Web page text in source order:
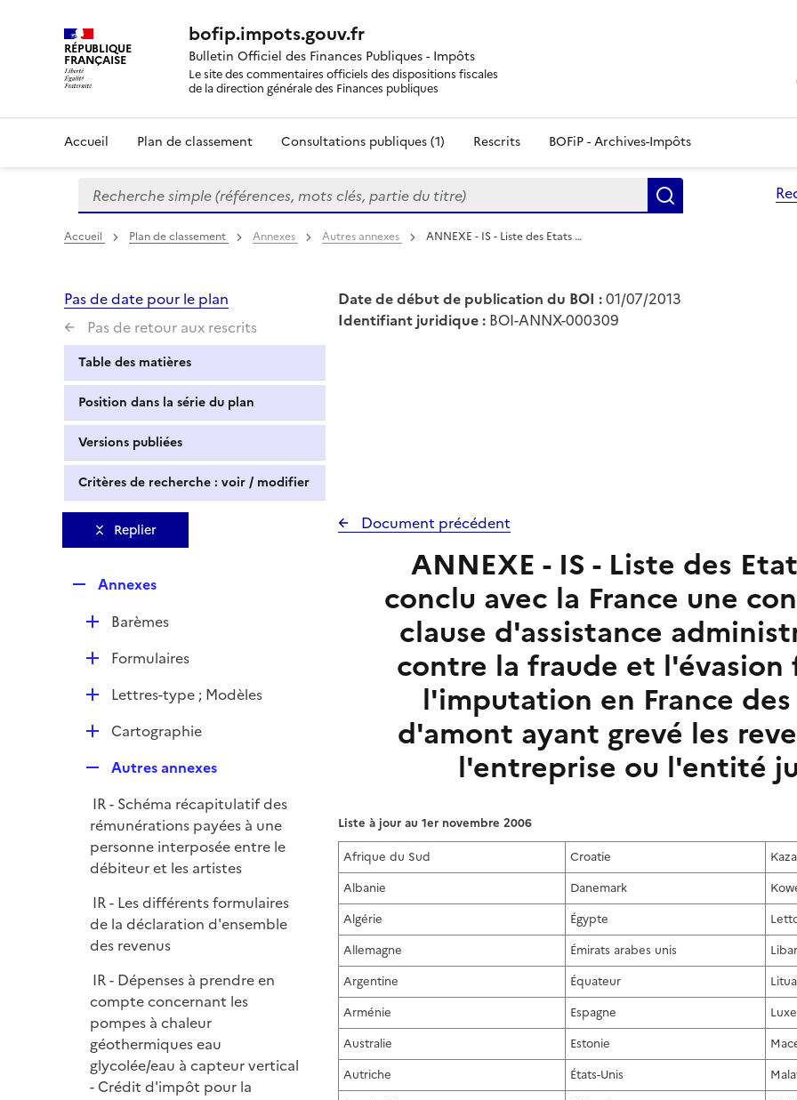
RÉPUBLIQUE
FRANÇAISE
bofip.impots.gouv.fr
Bulletin Officiel des Finances Publiques - Impôts
Le site des commentaires officiels des dispositions fiscales
de la direction générale des Finances publiques
Accueil Plan de classement Consultations publiques (1) Rescrits BOFiP - Archives-Impôts
Formulaire
de
recherche
Recherche simple (références, mots clés, partie du titre)
Accueil Plan de classement Annexes Autres annexes ANNEXE - IS - Liste des Etats …
Pas de date pour le plan
Pas de retour aux rescrits
Table des matières
Position dans la série du plan
Versions publiées
Critères de recherche : voir / modifier
Date de début de publication du BOI :01/07/2013
Identifiant juridique : BOI-ANNX-000309
Replier
p
l
i
e
Annexes
DBarèmes
DFormulaires
D
e
r
Lettres-type ; Modèles
D
p
l
i
e
r
Cartographie
p
l
i
e
r
Autres annexes
IR - Schéma récapitulatif des
rémunérations payées à une
personne interposée entre le
débiteur et les artistes
IR - Les différents formulaires
de la déclaration d'ensemble
des revenus
IR - Dépenses à prendre en
compte concernant les
pompes à chaleur
géothermiques eau
glycolée/eau à capteur vertical
- Crédit d'impôt pour la
Document précédent
ANNEXE - IS - Liste des
conclu avec la France une
clause d'assistance
contre la fraude et
l'imputation en France
d'amont ayant grevé les
l'entreprise ou l'entité
Afrique du Sud Croatie
Albanie
Danemark
Algérie
Égypte
Allemagne
Émirats arabes unis
Argentine
Équateur
Arménie
Espagne
Australie Estonie
Autriche
États-Unis
Liste à jour au 1er novembre 2006